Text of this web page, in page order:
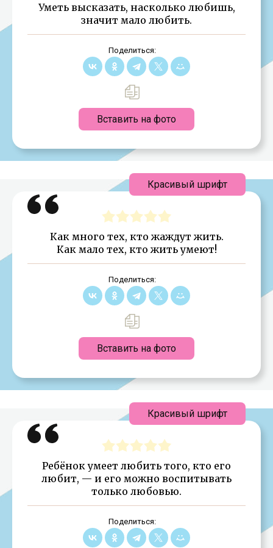
Уметь высказать, насколько любишь,
значит мало любить.
Поделиться:
Вставить на фото
Как много тех, кто жаждут жить.
Как мало тех, кто жить умеют!
Поделиться:
Вставить на фото
Красивый шрифт
Ребёнок умеет любить того, кто его
любит, — и его можно воспитывать
только любовью.
Поделиться:
Красивый шрифт